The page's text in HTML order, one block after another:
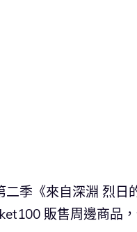
季《來自深淵 烈日
販售周邊商品